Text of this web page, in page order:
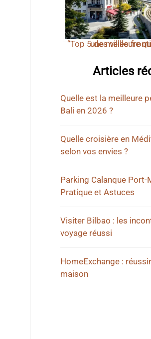
“Top 5 des villes frontières suisses
Articles
Quelle est la meilleure
Bali en 2026 ?
Quelle croisière en
selon vos envies ?
Parking Calanque Port-
Pratique et Astuces
Visiter Bilbao : les
voyage réussi
HomeExchange :
maison